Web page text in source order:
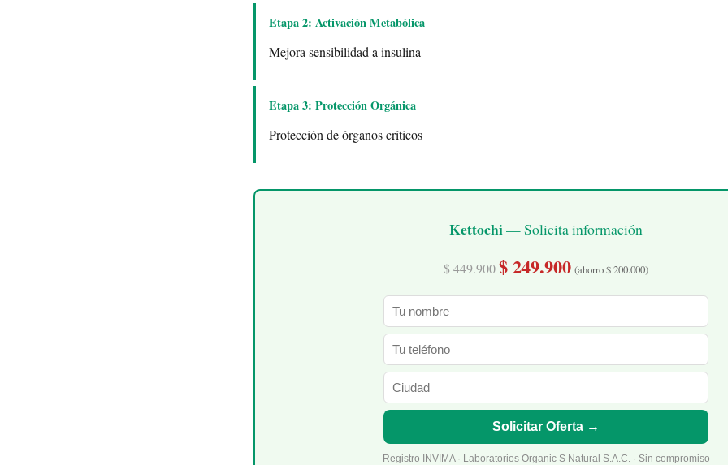
Etapa 2: Activación Metabólica
Mejora sensibilidad a insulina
Etapa 3: Protección Orgánica
Protección de órganos críticos
Kettochi— Solicita información
$ 449.900$ 249.900 (ahorro $ 200.000)
Solicitar Oferta →
Registro INVIMA · Laboratorios Organic S Natural S.A.C. · Sin compromiso